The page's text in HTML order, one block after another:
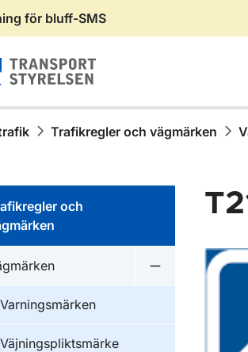
för bluff-SMS
Trafikregler och vägmärken
och
Undermeny för
Varningsmärken
Väjningspliktsmärke